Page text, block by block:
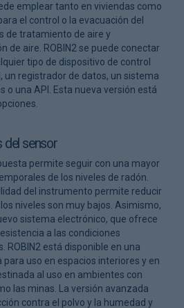
emplear tanto en viviendas como
el control o la evacuación del
de tratamiento de aire y
de aire. ROBIN2 se puede conectar
tipo de dispositivo de control
un registrador de datos, un sistema
o una API. Esta nueva versión está
del sensor
permite seguir con una mayor
de los niveles de radón.
del instrumento permite reducir
niveles son muy bajos. Asimismo,
sistema electrónico, que ofrece
a las condiciones
ROBIN2 está disponible en una
uso en espacios interiores y en
al uso en ambientes con
las minas. La versión avanzada
contra el polvo y la humedad y